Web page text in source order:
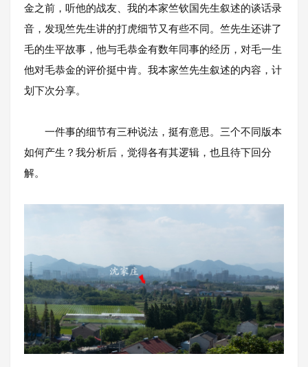
金之前，听他的战友、我的本家竺钦国先生叙述的谈话录
音，发现竺先生讲的打虎细节又有些不同。竺先生还讲了
毛的生平故事，他与毛恭金有数年同事的经历，对毛一生
他对毛恭金的评价挺中肯。我本家竺先生叙述的内容，计
划下次分享。
一件事的细节有三种说法，挺有意思。三个不同版本
如何产生？我分析后，觉得各有其逻辑，也且待下回分
解。